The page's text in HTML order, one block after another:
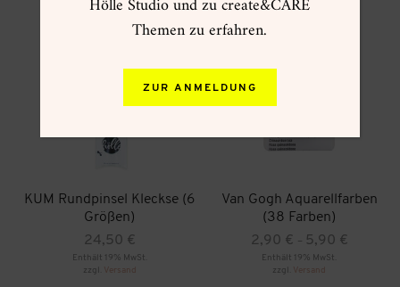
KUM Rundpinsel Kleckse (6
Größen)
24,50 €
Enthält 19% MwSt.
zzgl. Versand
Van Gogh Aquarellfarben
(38 Farben)
2,90 € – 5,90 €
Enthält 19% MwSt.
zzgl. Versand
Hölle Studio und zu create&CARE
Themen zu erfahren.
ZUR ANMELDUNG